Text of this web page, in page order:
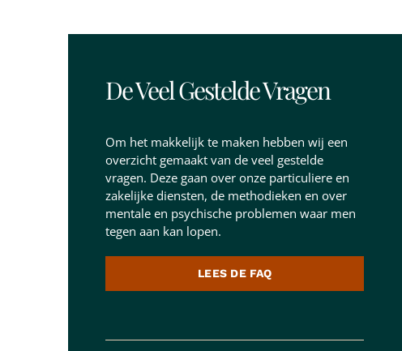
De Veel Gestelde Vragen
Om het makkelijk te maken hebben wij een
overzicht gemaakt van de veel gestelde
vragen. Deze gaan over onze particuliere en
zakelijke diensten, de methodieken en over
mentale en psychische problemen waar men
tegen aan kan lopen.
LEES DE FAQ